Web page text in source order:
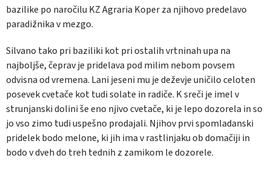
bazilike po naročilu KZ Agraria Koper za njihovo predelavo
paradižnika v mezgo.
Silvano tako pri baziliki kot pri ostalih vrtninah upa na
najboljše, čeprav je pridelava pod milim nebom povsem
odvisna od vremena. Lani jeseni mu je deževje uničilo celoten
posevek cvetače kot tudi solate in radiče. K sreči je imel v
strunjanski dolini še eno njivo cvetače, ki je lepo dozorela in so
jo vso zimo tudi uspešno prodajali. Njihov prvi spomladanski
pridelek bodo melone, ki jih ima v rastlinjaku ob domačiji in
bodo v dveh do treh tednih z zamikom le dozorele.